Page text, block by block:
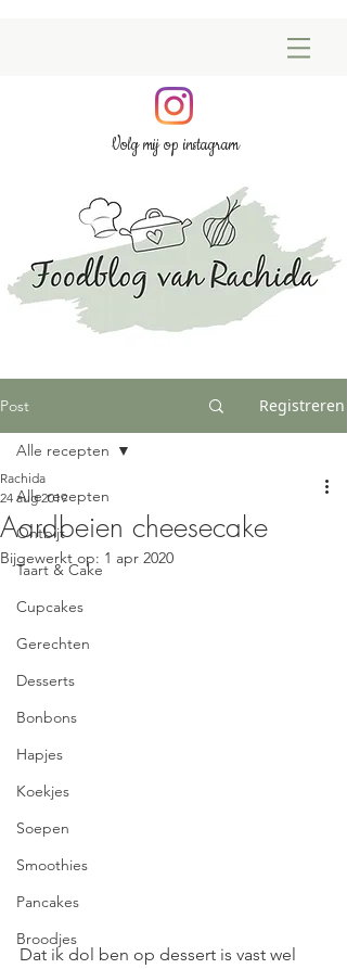
Volg mij op instagram
Post Registreren
Alle recepten
Ontbijt
Taart & Cake
Cupcakes
Gerechten
Desserts
Bonbons
Hapjes
Koekjes
Soepen
Smoothies
Pancakes
Broodjes
Alle recepten
Aardbeien cheesecake
Rachida
24 aug 2019
Bijgewerkt op: 1 apr 2020
Dat ik dol ben op dessert is vast wel